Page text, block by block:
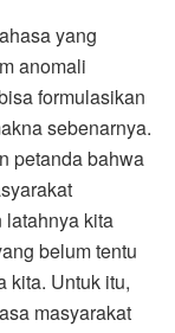
yang
anomali
formulasikan
sebenarnya.
petanda bahwa
latahnya kita
belum tentu
kita. Untuk itu,
masyarakat